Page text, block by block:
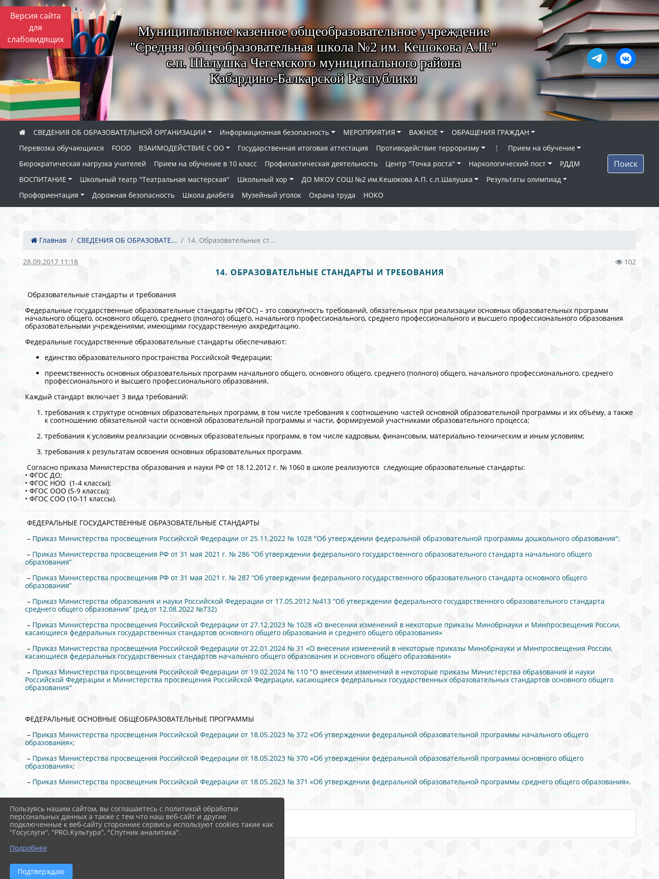
Версия сайта
для
слабовидящих
Муниципальное казенное общеобразовательное учреждение
"Средняя общеобразовательная школа №2 им. Кешокова А.П."
с.п. Шалушка Чегемского муниципального района
Кабардино-Балкарской Республики
СВЕДЕНИЯ ОБ ОБРАЗОВАТЕЛЬНОЙ ОРГАНИЗАЦИИ Информационная безопасность МЕРОПРИЯТИЯ ВАЖНОЕ
ОБРАЩЕНИЯ ГРАЖДАН
Перевозка обучающихся
FOOD ВЗАИМОДЕЙСТВИЕ С ОО Государственная итоговая аттестация Противодействие терроризму ⋮
Прием на обучение
Бюрократическая нагрузка учителей
Прием на обучение в 10 класс Профилактическая деятельность Центр "Точка роста" Наркологический пост
РДДМ
ВОСПИТАНИЕ
Школьный театр "Театральная мастерская" Школьный хор ДО МКОУ СОШ №2 им.Кешокова А.П. с.п.Шалушка
Результаты олимпиад
Профориентация
Дорожная безопасность Школа диабета Музейный уголок Охрана труда НОКО
Поиск
Главная СВЕДЕНИЯ ОБ ОБРАЗОВАТЕ... 14. Образовательные ст...
28.09.2017 11:18 102
14. ОБРАЗОВАТЕЛЬНЫЕ СТАНДАРТЫ И ТРЕБОВАНИЯ
Образовательные стандарты и требования
Федеральные государственные образовательные стандарты (ФГОС) – это совокупность требований, обязательных при реализации основных образовательных программ
начального общего, основного общего, среднего (полного) общего, начального профессионального, среднего профессионального и высшего профессионального образования
образовательными учреждениями, имеющими государственную аккредитацию.
Федеральные государственные образовательные стандарты обеспечивают:
единство образовательного пространства Российской Федерации;
преемственность основных образовательных программ начального общего, основного общего, среднего (полного) общего, начального профессионального, среднего
профессионального и высшего профессионального образования.
Каждый стандарт включает 3 вида требований:
требования к структуре основных образовательных программ, в том числе требования к соотношению частей основной образовательной программы и их объёму, а также
к соотношению обязательной части основной образовательной программы и части, формируемой участниками образовательного процесса;
требования к условиям реализации основных образовательных программ, в том числе кадровым, финансовым, материально-техническим и иным условиям;
требования к результатам освоения основных образовательных программ.
Согласно приказа Министерства образования и науки РФ от 18.12.2012 г. № 1060 в школе реализуются следующие образовательные стандарты:
• ФГОС ДО;
• ФГОС НОО (1-4 классы);
• ФГОС ООО (5-9 классы);
• ФГОС СОО (10-11 классы).
ФЕДЕРАЛЬНЫЕ ГОСУДАРСТВЕННЫЕ ОБРАЗОВАТЕЛЬНЫЕ СТАНДАРТЫ
– Приказ Министерства просвещения Российской Федерации от 25.11.2022 № 1028 "Об утверждении федеральной образовательной программы дошкольного образования";
– Приказ Министерства просвещения РФ от 31 мая 2021 г. № 286 “Об утверждении федерального государственного образовательного стандарта начального общего
образования”
– Приказ Министерства просвещения РФ от 31 мая 2021 г. № 287 “Об утверждении федерального государственного образовательного стандарта основного общего
образования”
– Приказ Министерства образования и науки Российской Федерации от 17.05.2012 №413 “Об утверждении федерального государственного образовательного стандарта
среднего общего образования” (ред.от 12.08.2022 №732)
– Приказ Министерства просвещения Российской Федерации от 27.12.2023 № 1028 «О внесении изменений в некоторые приказы Минобрнауки и Минпросвещения России,
касающиеся федеральных государственных стандартов основного общего образования и среднего общего образования»
– Приказ Министерства просвещения Российской Федерации от 22.01.2024 № 31 «О внесении изменений в некоторые приказы Минобрнауки и Минпросвещения России,
касающиеся федеральных государственных стандартов начального общего образования и основного общего образования»
– Приказ Министерства просвещения Российской Федерации от 19.02.2024 № 110 "О внесении изменений в некоторые приказы Министерства образования и науки
Российской Федерации и Министерства просвещения Российской Федерации, касающиеся федеральных государственных образовательных стандартов основного общего
образования"
ФЕДЕРАЛЬНЫЕ ОСНОВНЫЕ ОБЩЕОБРАЗОВАТЕЛЬНЫЕ ПРОГРАММЫ
– Приказ Министерства просвещения Российской Федерации от 18.05.2023 № 372 «Об утверждении федеральной образовательной программы начального общего
образования»;
– Приказ Министерства просвещения Российской Федерации от 18.05.2023 № 370 «Об утверждении федеральной образовательной программы основного общего
образования»;
– Приказ Министерства просвещения Российской Федерации от 18.05.2023 № 371 «Об утверждении федеральной образовательной программы среднего общего образования».
ФГОС
Пользуясь нашим сайтом, вы соглашаетесь с политикой обработки
персональных данных а также с тем что наш веб-сайт и другие
подключенные к веб-сайту сторонние сервисы используют cookies такие как
"Госуслуги", "PRO.Культура", "Спутник аналитика".
Подробнее
Подтверждаю